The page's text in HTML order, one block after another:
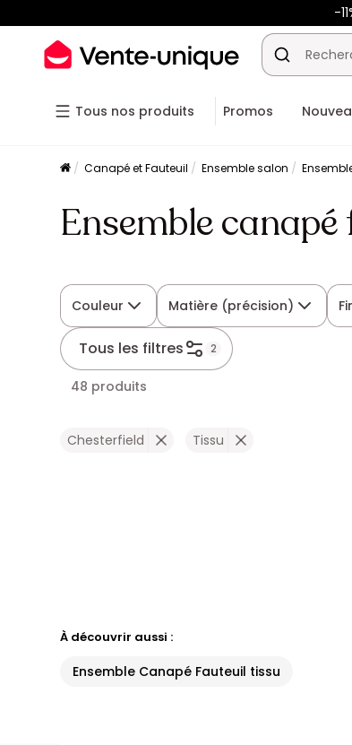
-
Tous nos produits Promos
Canapé et Fauteuil Ensemble salon
Ensemble
Couleur Matière (précision)
Tous les filtres 2
48 produits
Chesterfield Tissu
À découvrir aussi :
Ensemble Canapé Fauteuil tissu